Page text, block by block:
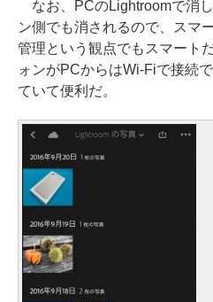
なお、PCのLightroomで消
ン側でも消されるので、スマ
管理という観点でもスマート
ォンがPCからはWi-Fiで接続
ていて便利だ。